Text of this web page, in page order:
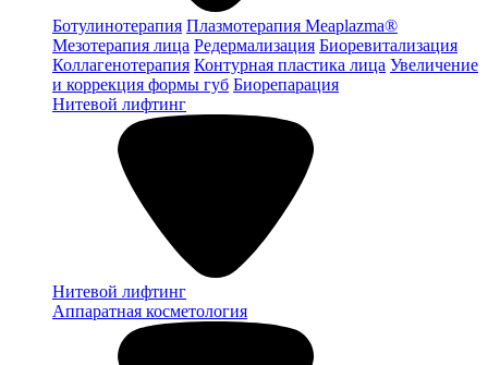
Ботулинотерапия Плазмотерапия Meaplazma®
Мезотерапия лица Редермализация Биоревитализация
Коллагенотерапия Контурная пластика лица Увеличение
и коррекция формы губ Биорепарация
Нитевой лифтинг
Нитевой лифтинг
Аппаратная косметология